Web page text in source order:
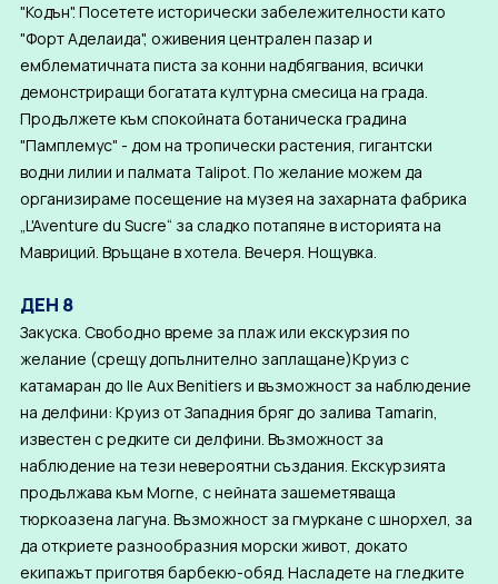
"Кодън". Посетете исторически забележителности като
"Форт Аделаида", оживения централен пазар и
емблематичната писта за конни надбягвания, всички
демонстриращи богатата културна смесица на града.
Продължете към спокойната ботаническа градина
"Памплемус" - дом на тропически растения, гигантски
водни лилии и палмата Talipot. По желание можем да
организираме посещение на музея на захарната фабрика
„L'Aventure du Sucre“ за сладко потапяне в историята на
Мавриций. Връщане в хотела. Вечеря. Нощувка.
ДЕН 8
Закуска. Свободно време за плаж или екскурзия по
желание (срещу допълнително заплащане)Круиз с
катамаран до Ile Aux Benitiers и възможност за наблюдение
на делфини: Круиз от Западния бряг до залива Tamarin,
известен с редките си делфини. Възможност за
наблюдение на тези невероятни създания. Екскурзията
продължава към Morne, с нейната зашеметяваща
тюркоазена лагуна. Възможност за гмуркане с шнорхел, за
да откриете разнообразния морски живот, докато
екипажът приготвя барбекю-обяд. Насладете на гледките